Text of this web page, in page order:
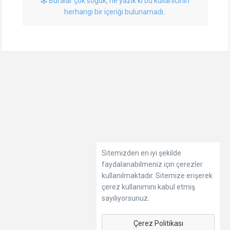
herhangi bir içeriği bulunamadı..
Sitemizden en iyi şekilde
faydalanabilmeniz için çerezler
kullanılmaktadır. Sitemize erişerek
çerez kullanımını kabul etmiş
sayılıyorsunuz.
Çerez Politikası